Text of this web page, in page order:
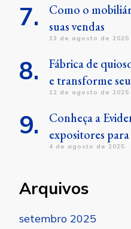
Como o
suas vendas
13 de agosto de 2025
Fábrica de
e transforme
12 de agosto de 2025
Conheça a
expositores
4 de agosto de 2025
Arquivos
setembro 2025